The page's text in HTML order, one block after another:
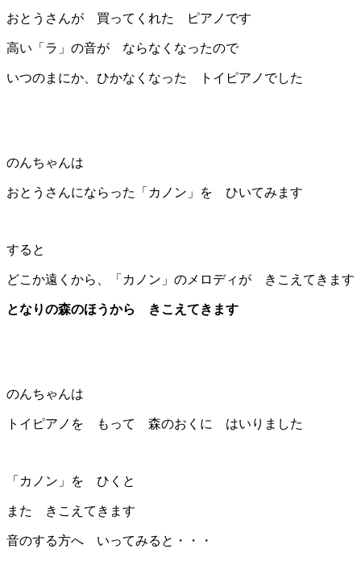
おとうさんが 買ってくれた ピアノです
高い「ラ」の音が ならなくなったので
いつのまにか、ひかなくなった トイピアノでした
のんちゃんは
おとうさんにならった「カノン」を ひいてみます
すると
どこか遠くから、「カノン」のメロディが きこえてきます
となりの森のほうから きこえてきます
のんちゃんは
トイピアノを もって 森のおくに はいりました
「カノン」を ひくと
また きこえてきます
音のする方へ いってみると・・・